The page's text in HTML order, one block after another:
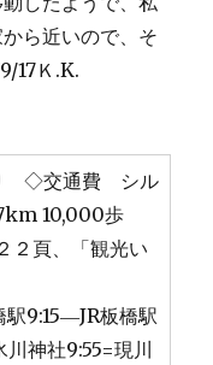
ら近いので、そ
17Ｋ.K.
◇交通費 シル
10,000歩
頁、「観光い
駅9:15―JR板橋駅
神社9:55=現川